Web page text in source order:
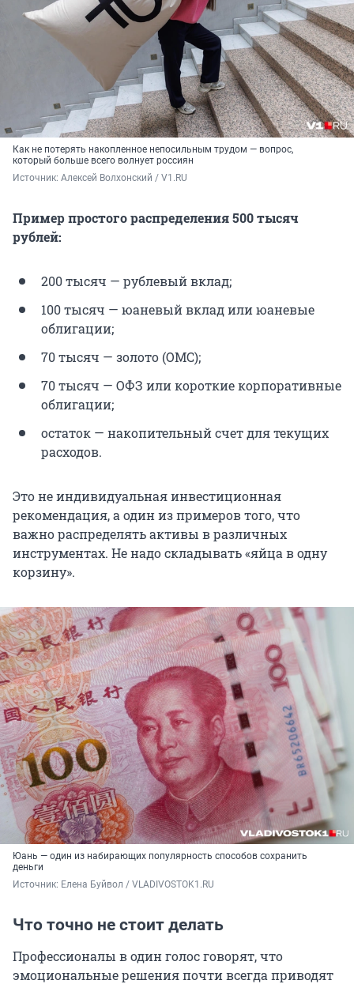
Как не потерять накопленное непосильным трудом — вопрос,
который больше всего волнует россиян
Источник: Алексей Волхонский / V1.RU
Пример простого распределения 500 тысяч
рублей:
200 тысяч — рублевый вклад;
100 тысяч — юаневый вклад или юаневые
облигации;
70 тысяч — золото (ОМС);
70 тысяч — ОФЗ или короткие корпоративные
облигации;
остаток — накопительный счет для текущих
расходов.
Это не индивидуальная инвестиционная
рекомендация, а один из примеров того, что
важно распределять активы в различных
инструментах. Не надо складывать «яйца в одну
корзину».
Юань — один из набирающих популярность способов сохранить
деньги
Источник: Елена Буйвол / VLADIVOSTOK1.RU
Что точно не стоит делать
Профессионалы в один голос говорят, что
эмоциональные решения почти всегда приводят